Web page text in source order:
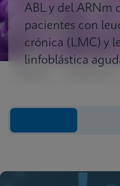
ABL y del ARNm
pacientes con
crónica (LMC) y
linfoblástica